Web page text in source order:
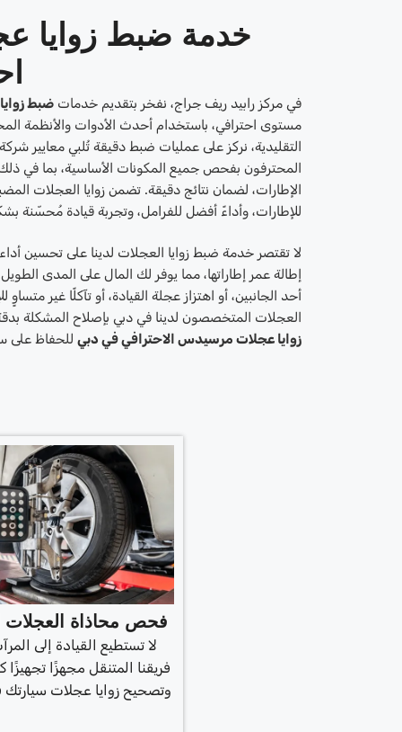
خدمة ضبط زوايا
في مركز رابيد ريف جراج، نفخر بتقديم خدمات ضبط
مستوى احترافي، باستخدام أحدث الأدوات والأنظمة
التقليدية، نركز على عمليات ضبط دقيقة تُلبي معايير
المحترفون بفحص جميع المكونات الأساسية، بما في ذلك
الإطارات، لضمان نتائج دقيقة. تضمن زوايا العجلات
للإطارات، وأداءً أفضل للفرامل، وتجربة قيادة مُحسّنة
لا تقتصر خدمة ضبط زوايا العجلات لدينا على تحسين
إطالة عمر إطاراتها، مما يوفر لك المال على المدى
أحد الجانبين، أو اهتزاز عجلة القيادة، أو تآكلًا غير
العجلات المتخصصون لدينا في دبي بإصلاح المشكلة
زوايا عجلات مرسيدس الاحترافي في دبي للحفاظ على
فحص محاذاة العجلات
لا تستطيع القيادة إلى
فريقنا المتنقل مجهزًا تجهيزًا
وتصحيح زوايا عجلات سيارتك